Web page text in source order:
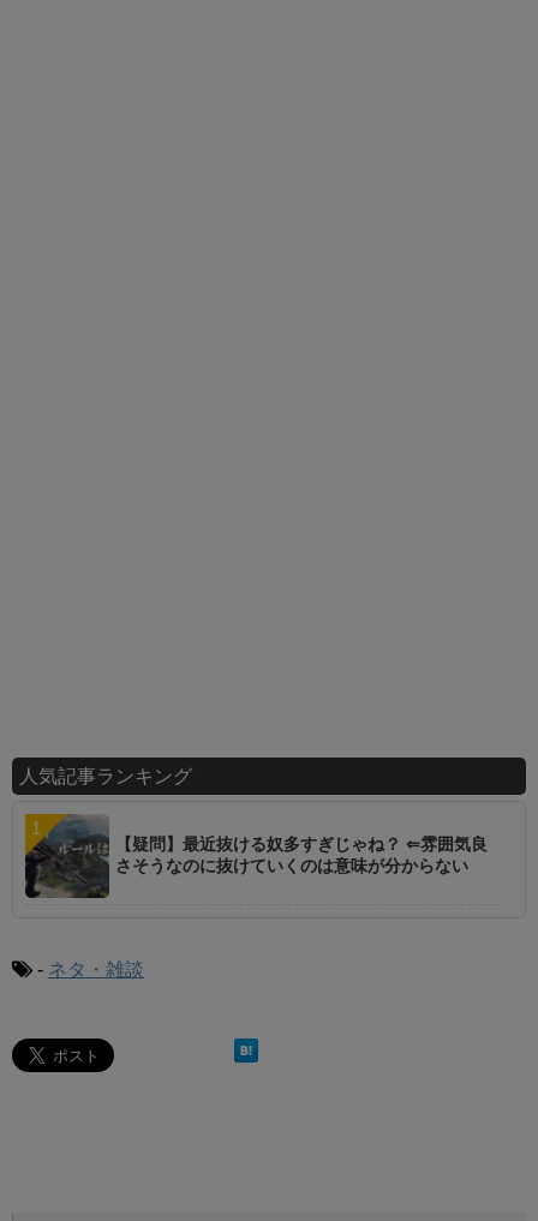
人気記事ランキング
【疑問】最近抜ける奴多すぎじゃね？ ⇐雰囲気良
さそうなのに抜けていくのは意味が分からない
- ネタ・雑談